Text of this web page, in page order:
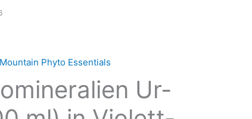
Phyto Essentials
Ur-